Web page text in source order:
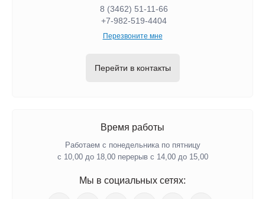
8 (3462) 51-11-66
+7-982-519-4404
Перезвоните мне
Перейти в контакты
Время работы
Работаем с понедельника по пятницу
с 10,00 до 18,00 перерыв с 14,00 до 15,00
Мы в социальных сетях: